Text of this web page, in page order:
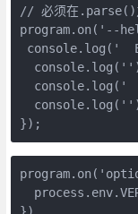
// 必须在.parse()
program.on('--
console.log('
console.log('
});
})